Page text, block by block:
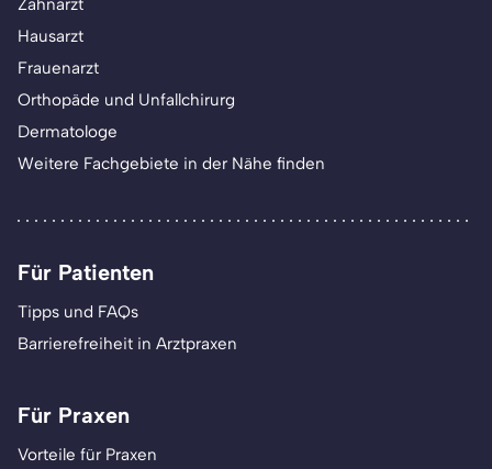
Zahnarzt
Hausarzt
Frauenarzt
Orthopäde und Unfallchirurg
Dermatologe
Weitere Fachgebiete in der Nähe finden
Für Patienten
Tipps und FAQs
Barrierefreiheit in Arztpraxen
Für Praxen
Vorteile für Praxen